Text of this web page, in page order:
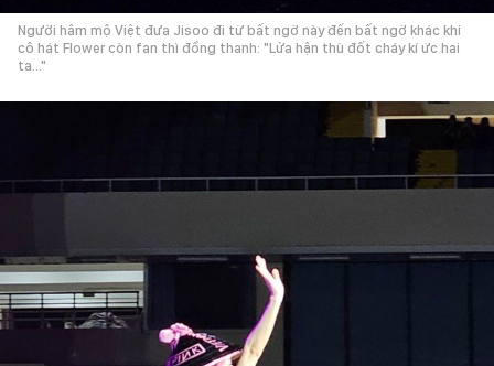
Người hâm mộ Việt đưa Jisoo đi từ bất ngờ này đến bất ngờ khác khi
cô hát Flower còn fan thì đồng thanh: "Lửa hận thù đốt cháy kí ức hai
ta..."